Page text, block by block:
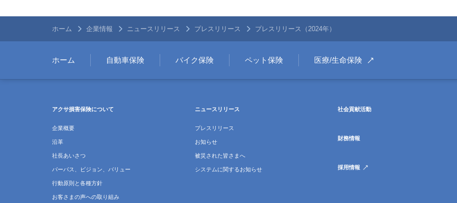
ホーム 企業情報 ニュースリリース プレスリリース プレスリリース（2024年）
アクサ損害保険について
企業概要
沿革
社長あいさつ
パーパス、ビジョン、バリュー
行動原則と各種方針
お客さまの声への取り組み
ニュースリリース
プレスリリース
お知らせ
被災された皆さまへ
システムに関するお知らせ
社会貢献活動
財務情報
採用情報
ホーム 自動車保険 バイク保険 ペット保険 医療/生命保険